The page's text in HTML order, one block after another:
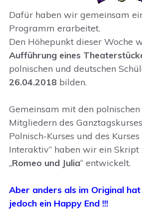
Dafür haben wir gemeinsam
Programm erarbeitet.
Den Höhepunkt dieser Woche
Aufführung eines
polnischen und deutschen
26.04.2018bilden.
Gemeinsam mit den polnischen
Mitgliedern des
Polnisch-Kurses und des Kurses
Interaktiv“ haben wir ein Skript
„Romeo und Julia“ entwickelt.
Aber anders als im Original
jedoch ein Happy End !!!